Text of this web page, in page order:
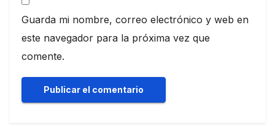
Guarda mi nombre, correo electrónico y web en
este navegador para la próxima vez que
comente.